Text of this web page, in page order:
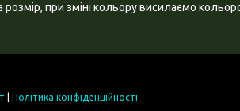
при зміні кольору висилаємо
Політика конфіденційності